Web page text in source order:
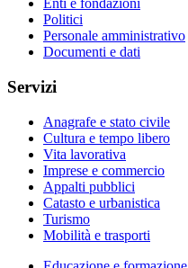
Enti e fondazioni
Politici
Personale amministrativo
Documenti e dati
Servizi
Anagrafe e stato civile
Cultura e tempo libero
Vita lavorativa
Imprese e commercio
Appalti pubblici
Catasto e urbanistica
Turismo
Mobilità e trasporti